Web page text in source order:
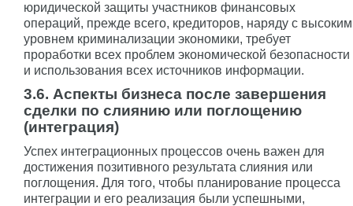
юридической защиты участников финансовых
операций, прежде всего, кредиторов, наряду с высоким
уровнем криминализации экономики, требует
проработки всех проблем экономической безопасности
и использования всех источников информации.
3.6. Аспекты бизнеса после завершения
сделки по слиянию или поглощению
(интеграция)
Успех интеграционных процессов очень важен для
достижения позитивного результата слияния или
поглощения. Для того, чтобы планирование процесса
интеграции и его реализация были успешными,